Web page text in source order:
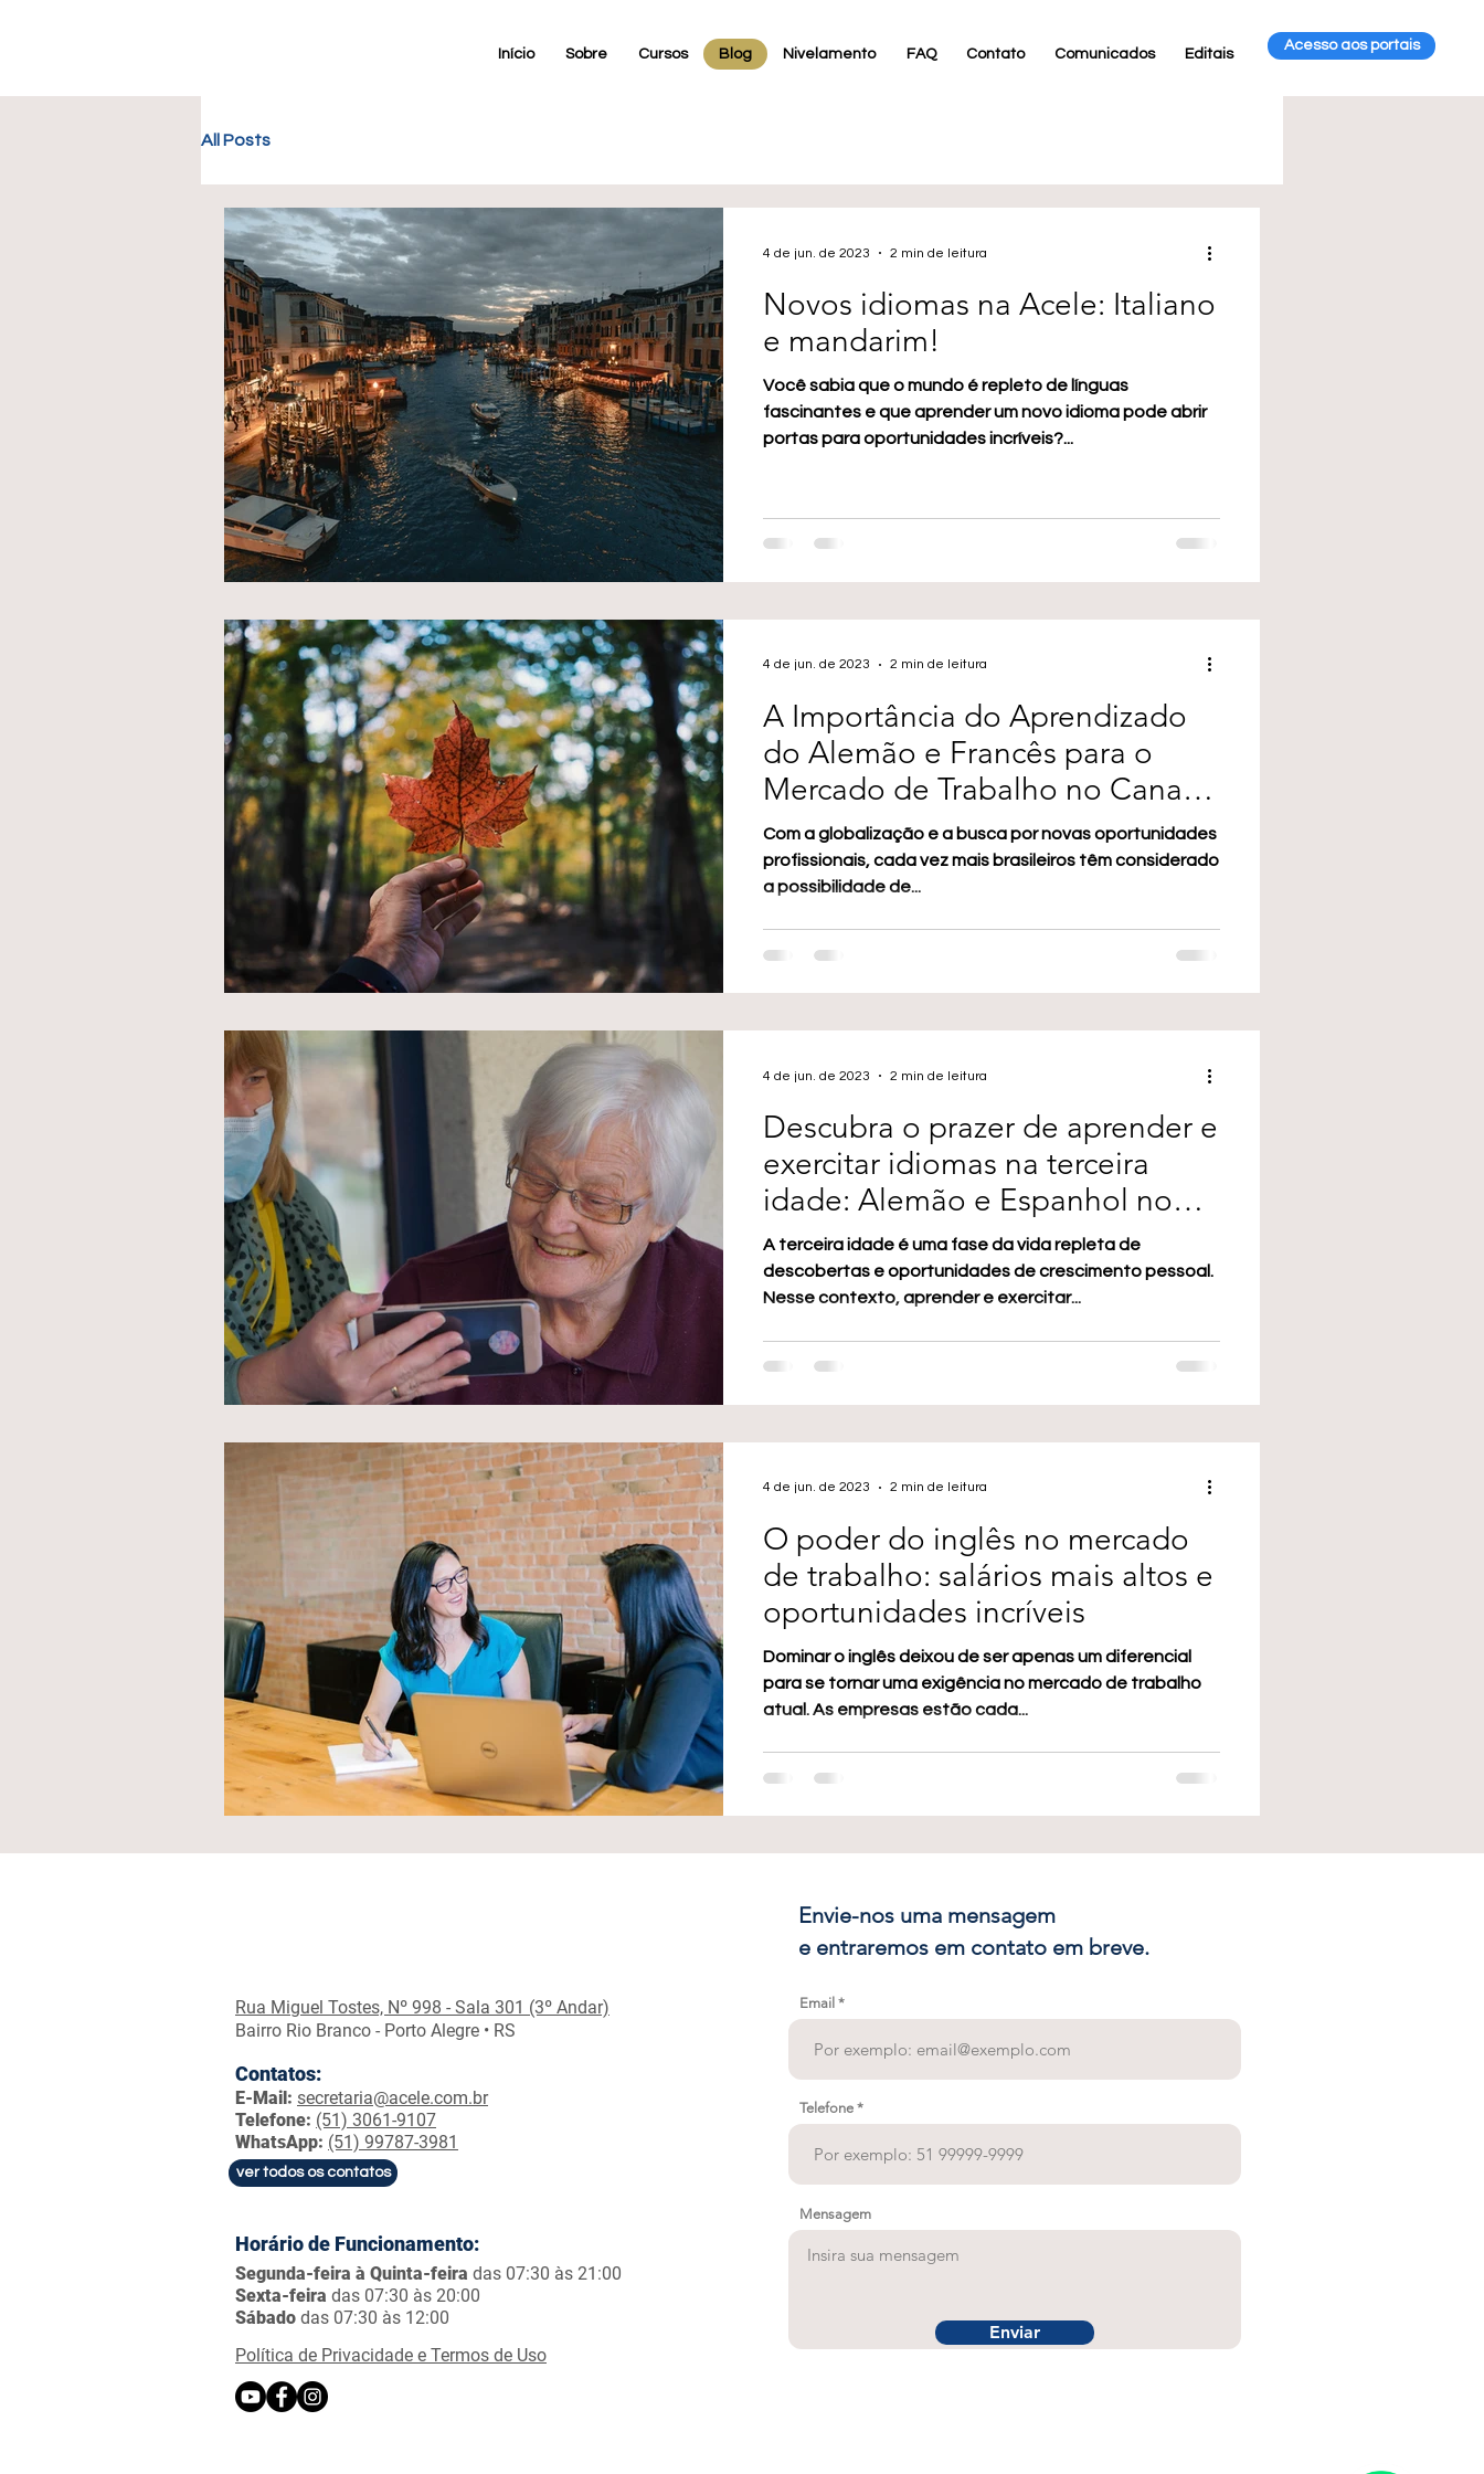
Início Sobre Cursos Blog Nivelamento FAQ Contato Comunicados Editais
Acesso aos portais
All Posts
Novos idiomas na Acele: Italiano
e mandarim!
Você sabia que o mundo é repleto de línguas
fascinantes e que aprender um novo idioma pode abrir
portas para oportunidades incríveis?...
4 de jun. de 2023 2 min de leitura
A Importância do Aprendizado
do Alemão e Francês para o
Mercado de Trabalho no Canadá
e Alemanha
Com a globalização e a busca por novas oportunidades
profissionais, cada vez mais brasileiros têm considerado
a possibilidade de...
4 de jun. de 2023 2 min de leitura
Descubra o prazer de aprender e
exercitar idiomas na terceira
idade: Alemão e Espanhol no
Rio Grande
A terceira idade é uma fase da vida repleta de
descobertas e oportunidades de crescimento pessoal.
Nesse contexto, aprender e exercitar...
4 de jun. de 2023 2 min de leitura
O poder do inglês no mercado
de trabalho: salários mais altos e
oportunidades incríveis
Dominar o inglês deixou de ser apenas um diferencial
para se tornar uma exigência no mercado de trabalho
atual. As empresas estão cada...
4 de jun. de 2023 2 min de leitura
Rua Miguel Tostes, Nº 998 - Sala 301 (3º Andar)
Bairro Rio Branco - Porto Alegre • RS
Contatos:
E-Mail: secretaria@acele.com.br
Telefone: (51) 3061-9107
WhatsApp: (51) 99787-3981
ver todos os contatos
Horário de Funcionamento:
Segunda-feira à Quinta-feira das 07:30 às 21:00
Sexta-feira das 07:30 às 20:00
Sábado das 07:30 às 12:00
Política de Privacidade e Termos de Uso
Envie-nos uma mensagem
e entraremos em contato em breve.
Email
Telefone
Mensagem
Enviar